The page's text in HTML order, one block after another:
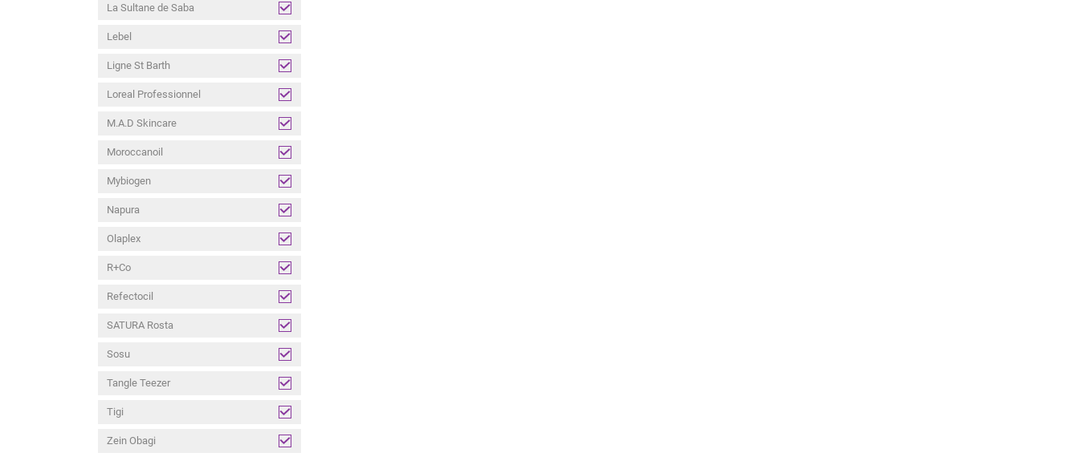
La Sultane de Saba
Lebel
Ligne St Barth
Loreal Professionnel
M.A.D Skincare
Moroccanoil
Mybiogen
Napura
Olaplex
R+Co
Refectocil
SATURA Rosta
Sosu
Tangle Teezer
Tigi
Zein Obagi